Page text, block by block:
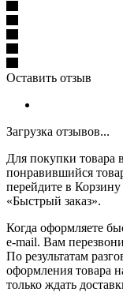
Оставить отзыв
Загрузка отзывов...
Для покупки товара
понравившийся
перейдите в
«Быстрый заказ».
Когда оформляете
e-mail. Вам
По результатам
оформления товара
только ждать